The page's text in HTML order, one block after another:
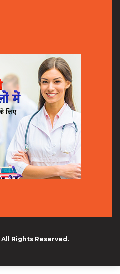
All Rights Reserved.